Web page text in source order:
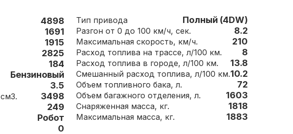
4898
1691
1915
2825
184
Бензиновый
3.5
Рабочий объем двигателя, см3. 3498
249
Робот
0
Тип привода Полный (4DW)
Разгон от 0 до 100 км/ч, сек. 8.2
Максимальная скорость, км/ч. 210
Расход топлива на трассе, л/100 км. 8
Расход топлива в городе, л/100 км. 13.8
Смешанный расход топлива, л/100 км.10.2
Объем топливного бака, л. 72
Объем багажного отделения, л. 1603
Снаряженная масса, кг. 1818
Максимальная масса, кг. 1883